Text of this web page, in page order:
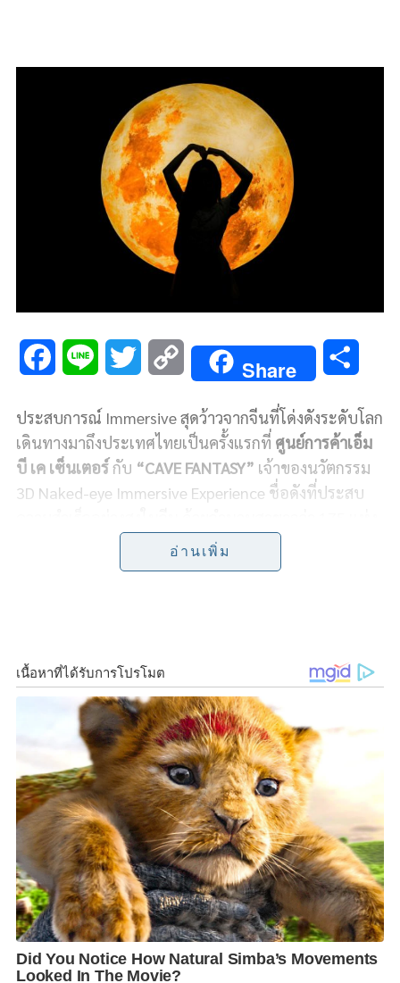
c
e
b
n
e
i
t
t
e
r
C
p
y
L
i
n
Share
a
r
e
ประสบการณ์ Immersive สุดว้าวจากจีนที่โด่งดังระดับโลก
เดินทางมาถึงประเทศไทยเป็นครั้งแรกที่ ศูนย์การค้าเอ็ม
บี เค เซ็นเตอร์กับ “CAVE FANTASY” เจ้าของนวัตกรรม
3D Naked-eye Immersive Experience ชื่อดังที่ประสบ
และยังขยายความนิยมไปอีก 6 ประเทศทั่วโลก ได้แก่
ประเทศออสเตรเลีย, รัสเซีย, เวเนซุเอลา, มาเลเซีย,
Experience ในรูปแบบ Interactive Virtual Park โลก
แห่งแฟนตาซีที่รวมพื้นที่ Immersive Experience มากถึง
11 โซนสุดตื่นตาให้เดินชม ถ่ายรูป และ สัมผัสบรรยากาศ
ทั่วทั้งพื้นที่ โดดเด่นด้วยการสร้างสรรค์ภาพ 3 มิติแบบไม่
ต้องสวมอุปกรณ์พิเศษ ผสานศิลปะ เทคโนโลยี แสง สี
เสียง และการเคลื่อนไหวเข้าด้วยกันอย่างลงตัว ปลุกทุก
ประสาทสัมผัสให้ผู้เข้าชมได้มีส่วนร่วมในทุกมิติ ราวกับ
“หลุดเข้าไปอยู่ในโลกแฟนตาซี” มอบประสบการณ์ที่มา
กกว่าการชม แต่คือการเข้าไปเป็นส่วนหนึ่งของโลก
แฟนตาซีอย่างแท้จริง
ด้วยคอนเซปต์ที่ตอบโจทย์ไลฟ์สไตล์คนรุ่นใหม่ สายถ่าย
รูป สายคอนเทนต์ ครอบครัว และนักท่องเที่ยวที่มองหา
ประสบการณ์แปลกใหม่ใจกลางกรุงเทพฯ ทำให้ CAVE
อ่านเพิ่ม